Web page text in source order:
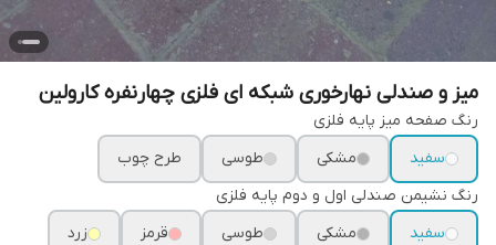
میز و صندلی نهارخوری شبکه ای فلزی چهارنفره کارولین
رنگ صفحه میز پایه فلزی
سفید
مشکی طوسی
طرح چوب
رنگ نشیمن صندلی اول و دوم پایه فلزی
سفید
مشکی طوسی قرمز زرد